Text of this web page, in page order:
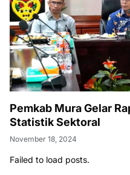
Pemkab Mura Gelar
Statistik Sektoral
November 18, 2024
Failed to load posts.